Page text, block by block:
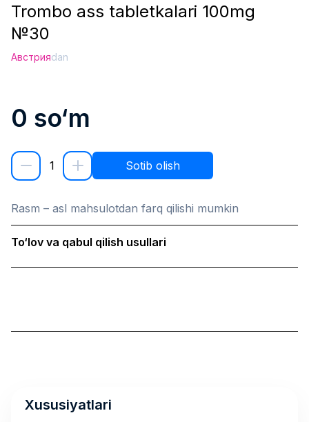
Trombo ass tabletkalari 100mg
№30
Австрияdan
0 so‘m
1 Sotib olish
Rasm – asl mahsulotdan farq qilishi mumkin
To‘lov va qabul qilish usullari
Xususiyatlari